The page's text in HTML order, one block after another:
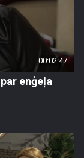
00:02:47
enģeļa